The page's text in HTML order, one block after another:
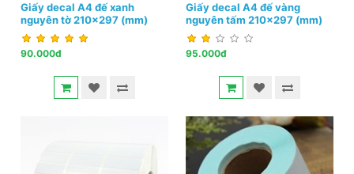
Giấy decal A4 đế xanh
nguyên tờ 210x297 (mm)
90.000đ
Giấy decal A4 đế vàng
nguyên tấm 210x297 (mm)
95.000đ